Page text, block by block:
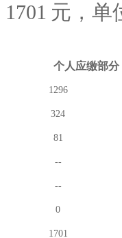
1701 元，单
个人应缴部分
1296
324
81
--
--
0
1701